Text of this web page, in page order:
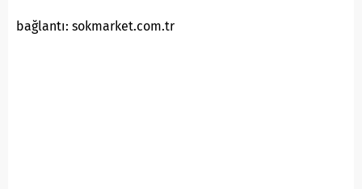
bağlantı: sokmarket.com.tr